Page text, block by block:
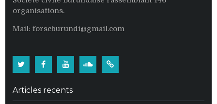
organisations.
Mail: forscburundi@gmail.com
population
Articles recents